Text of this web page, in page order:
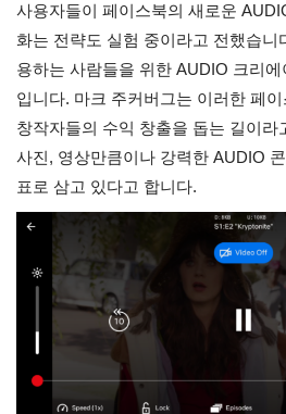
사용자들이 페이스북의 새로운
화는 전략도 실험 중이라고 전했습니
용하는 사람들을 위한 AUDIO 크리
입니다. 마크 주커버그는 이러한 페
창작자들의 수익 창출을 돕는 길이
사진, 영상만큼이나 강력한 AUDIO
표로 삼고 있다고 합니다.